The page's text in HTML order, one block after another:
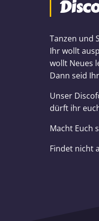
Tanzen und
Ihr wollt
wollt Neues
Dann seid
Unser
dürft ihr
Macht Euch
Findet nicht